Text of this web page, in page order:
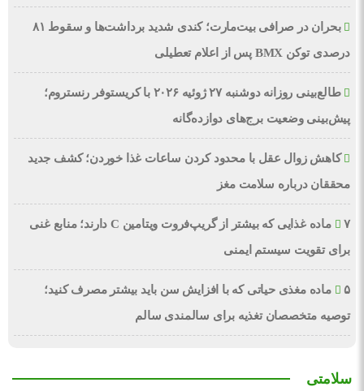
بحران در صرافی بیت‌مارت؛ کندی شدید برداشت‌ها و سقوط ۸۱
درصدی توکن BMX پس از اعلام تعطیلی
طالع‌بینی روزانه دوشنبه ۲۷ ژوئیه ۲۰۲۶ با کریستوفر رنستروم؛
پیش‌بینی وضعیت برج‌های دوازده‌گانه
کاهش زوال عقل با محدود کردن ساعات غذا خوردن؛ کشف جدید
محققان درباره سلامت مغز
۷ ماده غذایی که بیشتر از گریپ‌فروت ویتامین C دارند؛ منابع غنی
برای تقویت سیستم ایمنی
۵ ماده مغذی حیاتی که با افزایش سن باید بیشتر مصرف کنید؛
توصیه متخصصان تغذیه برای سالمندی سالم
سلامتی